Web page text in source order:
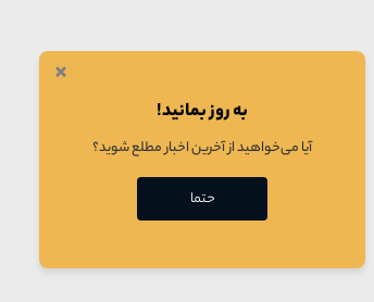
×
به روز بمانید!
آیا می‌خواهید از آخرین اخبار مطلع شوید؟
حتما